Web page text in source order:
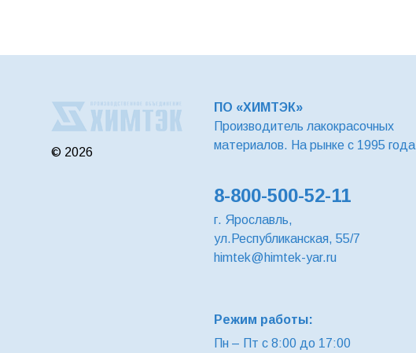
© 2026
ПО «ХИМТЭК»
Производитель лакокрасочных
материалов. На рынке с 1995 года
8-800-500-52-11
г. Ярославль,
ул.Республиканская, 55/7
himtek@himtek-yar.ru
Режим работы:
Пн – Пт с 8:00 до 17:00